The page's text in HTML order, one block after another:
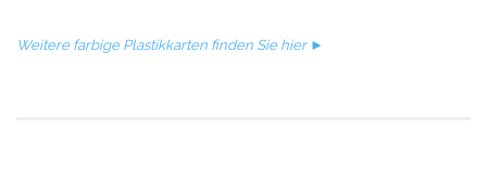
Weitere farbige Plastikkarten finden Sie hier ►